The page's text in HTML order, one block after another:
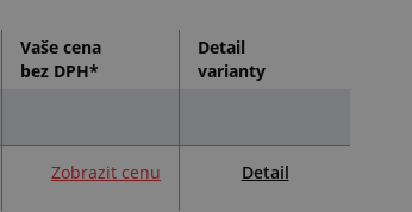
Vaše cena
bez DPH*
Detail
varianty
Zobrazit cenu Detail